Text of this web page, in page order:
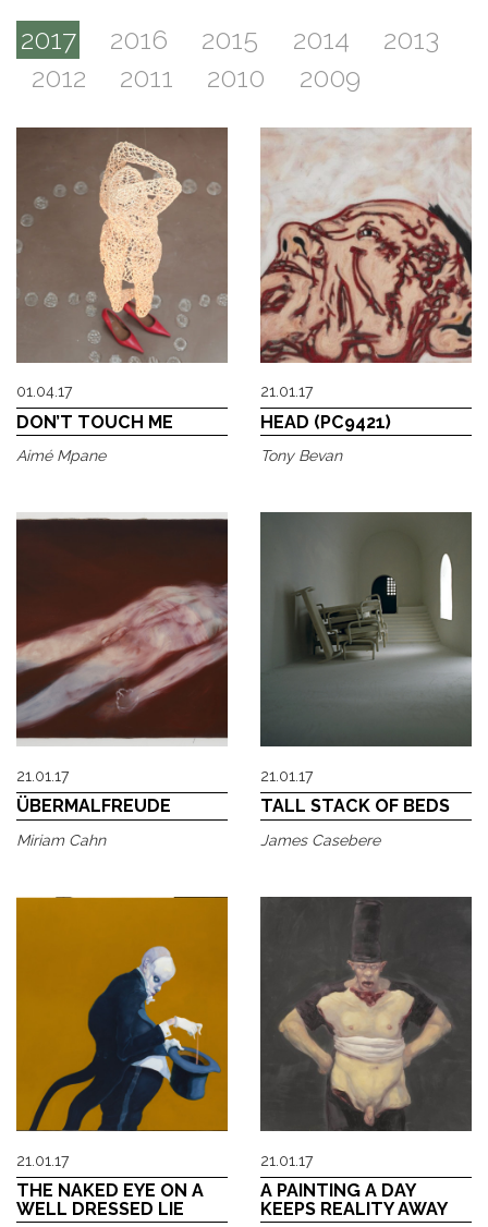
2017 2016 2015 2014
2013
2012
2011 2010 2009
01.04.17
DON’T TOUCH ME
Aimé Mpane
21.01.17
HEAD (PC9421)
Tony Bevan
21.01.17
ÜBERMALFREUDE
Miriam Cahn
21.01.17
TALL STACK OF BEDS
James Casebere
21.01.17
THE NAKED EYE ON A
WELL DRESSED LIE
21.01.17
A PAINTING A DAY
KEEPS REALITY AWAY